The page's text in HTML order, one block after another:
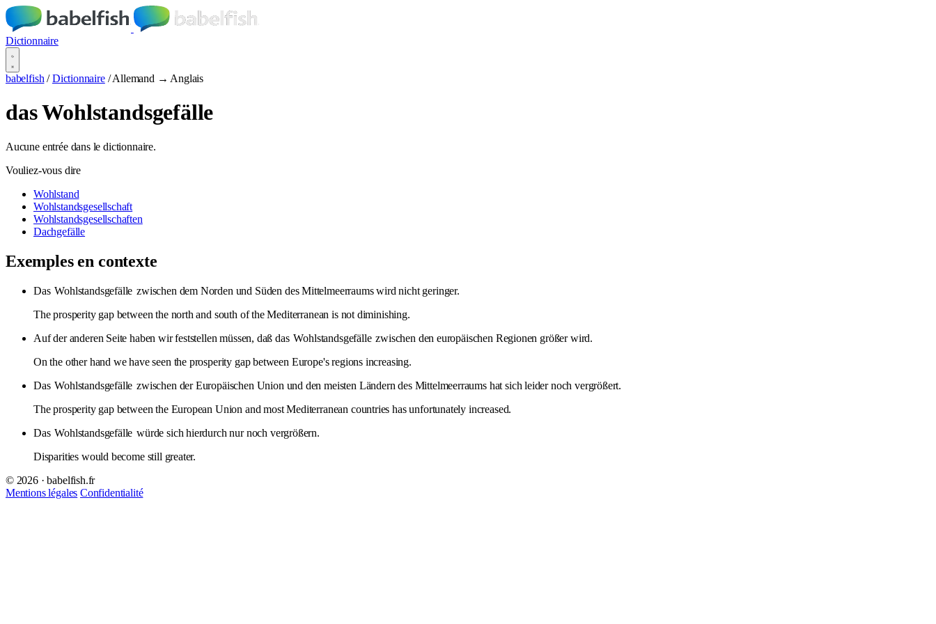
Dictionnaire
babelfish / Dictionnaire / Allemand → Anglais
das Wohlstandsgefälle
Aucune entrée dans le dictionnaire.
Vouliez-vous dire
Wohlstand
Wohlstandsgesellschaft
Wohlstandsgesellschaften
Dachgefälle
Exemples en contexte
Das Wohlstandsgefälle zwischen dem Norden und Süden des Mittelmeerraums wird nicht geringer.
The prosperity gap between the north and south of the Mediterranean is not diminishing.
Auf der anderen Seite haben wir feststellen müssen, daß das Wohlstandsgefälle zwischen den europäischen Regionen größer wird.
On the other hand we have seen the prosperity gap between Europe's regions increasing.
Das Wohlstandsgefälle zwischen der Europäischen Union und den meisten Ländern des Mittelmeerraums hat sich leider noch vergrößert.
The prosperity gap between the European Union and most Mediterranean countries has unfortunately increased.
Das Wohlstandsgefälle würde sich hierdurch nur noch vergrößern.
Disparities would become still greater.
© 2026 · babelfish.fr
Mentions légales Confidentialité